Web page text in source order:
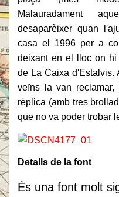
Malauradament
desaparèixer quan
casa el 1996 per a
deixant en el lloc on hi
de La Caixa d'Estalvis.
veïns la van reclamar,
rèplica (amb tres
que no va poder trobar
Detalls de la font
És una font molt